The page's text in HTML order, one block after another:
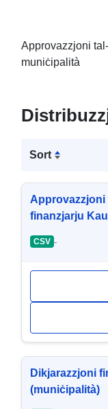
Approvazzjoni
muniċipalità
Sort
finanzjarju
CSV -
Dikjarazzjoni
(muniċipalità)